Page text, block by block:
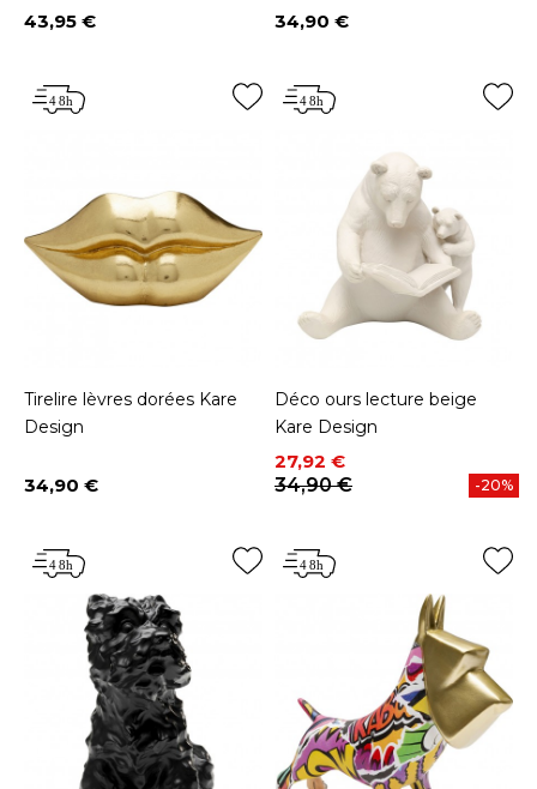
Prix
43,95 € Prix
34,90 €
Tirelire lèvres dorées Kare
Design
Prix
34,90 €
Déco ours lecture beige
Kare Design
Prix
27,92 €
Prix de base
34,90 €
-20%